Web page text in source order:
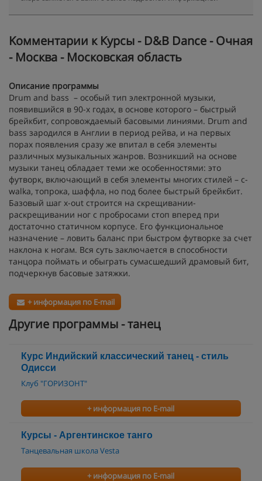
Kомментарии к Курсы - D&B Dance - Очная
- Москва - Московская область
Описание программы
Drum and bass – особый тип электронной музыки,
появившийся в 90-х годах, в основе которого – быстрый
брейкбит, сопровождаемый басовыми линиями. Drum and
bass зародился в Англии в период рейва, и на первых
порах появления сразу же впитал в себя элементы
различных музыкальных жанров. Возникший на основе
музыки танец обладает теми же особенностями: это
футворк, включающий в себя элементы многих стилей – c-
walka, топрока, шаффла, но под более быстрый брейкбит.
Базовый шаг x-out строится на скрещивании-
раскрещивании ног с пробросами стоп вперед при
достаточно статичном корпусе. Его функциональное
назначение – ловить баланс при быстром футворке за счет
наклона к ногам. Вся суть заключается в способности
танцора поймать и обыграть сумасшедший драмовый бит,
подчеркнув басовые затяжки.
+ информация по E-mail
Другие программы - танец
Курс Индийский классический танец - стиль
Одисси
Клуб "ГОРИЗОНТ"
+ информация по E-mail
Курсы - Аргентинское танго
Танцевальная школа Vesta
+ информация по E-mail